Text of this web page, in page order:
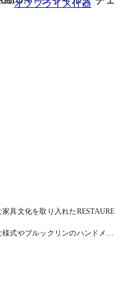
オフプライス什器
具文化を取り入れたRESTAURE
式やブルックリンのハンドメイ
経ても色褪せない普遍的な家具
ブルコンビネーション〉では、